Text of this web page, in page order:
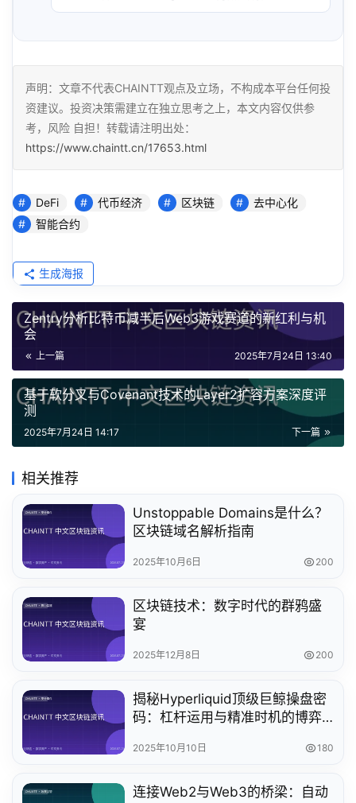
声明：文章不代表CHAINTT观点及立场，不构成本平台任何投
资建议。投资决策需建立在独立思考之上，本文内容仅供参
考，风险 自担！转载请注明出处：
https://www.chaintt.cn/17653.html
DeFi 代币经济 区块链
去中心化
智能合约
生成海报
Zentry分析比特币减半后Web3游戏赛道的新红利与机
会
上一篇 2025年7月24日 13:40
基于软分叉与Covenant技术的Layer2扩容方案深度评
测
下一篇
2025年7月24日 14:17
相关推荐
Unstoppable Domains是什么？
区块链域名解析指南
2025年10月6日 200
区块链技术：数字时代的群鸦盛
宴
2025年12月8日 200
揭秘Hyperliquid顶级巨鲸操盘密
码：杠杆运用与精准时机的博弈
2025年10月10日 180
连接Web2与Web3的桥梁：自动